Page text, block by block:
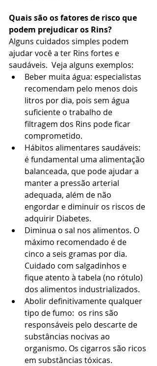
Quais são os fatores de risco que
podem prejudicar os Rins?
Alguns cuidados simples podem
ajudar você a ter Rins fortes e
saudáveis.  Veja alguns exemplos:
Beber muita água: especialistas
recomendam pelo menos dois
litros por dia, pois sem água
suficiente o trabalho de
filtragem dos Rins pode ficar
comprometido.
Hábitos alimentares saudáveis:
é fundamental uma alimentação
balanceada, que pode ajudar a
manter a pressão arterial
adequada, além de não
engordar e diminuir os riscos de
adquirir Diabetes.
Diminua o sal nos alimentos. O
máximo recomendado é de
cinco a seis gramas por dia.
Cuidado com salgadinhos e
fique atento à tabela (no rótulo)
dos alimentos industrializados.
Abolir definitivamente qualquer
tipo de fumo:  os rins são
responsáveis pelo descarte de
substâncias nocivas ao
organismo. Os cigarros são ricos
em substâncias tóxicas.